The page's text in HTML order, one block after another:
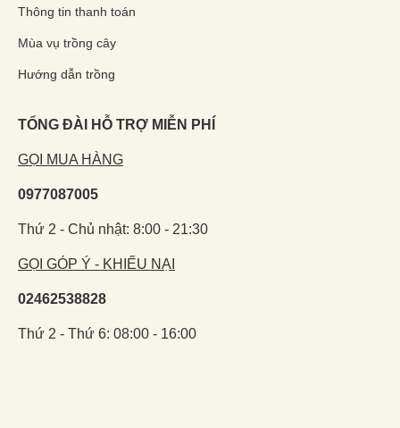
Thông tin thanh toán
Mùa vụ trồng cây
Hướng dẫn trồng
TỔNG ĐÀI HỖ TRỢ MIỄN PHÍ
GỌI MUA HÀNG
0977087005
Thứ 2 - Chủ nhật: 8:00 - 21:30
GỌI GÓP Ý - KHIẾU NẠI
02462538828
Thứ 2 - Thứ 6: 08:00 - 16:00